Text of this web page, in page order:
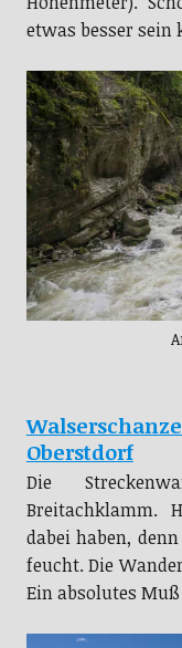
etwas besser sein
Oberstdorf
Die
Breitachklamm.
dabei haben,
feucht. Die
Ein absolutes